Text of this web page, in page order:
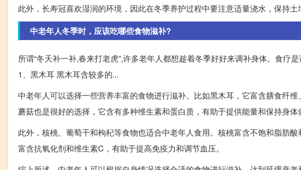
此外，长寿冠喜欢湿润的环境，因此在冬季养护过程中要注意适量浇水，保持土
中老年人冬季时，应该吃哪些食物滋补?
所谓“冬天补一补,春来打老虎”,许多老年人都想趁着冬季好好来调补身体。食疗
1、黑木耳 黑木耳含较多的...
中老年人可以选择一些营养丰富的食物进行滋补。比如黑木耳，它富含膳食纤
蘑菇也是很好的选择，它含有多种维生素和蛋白质，有助于提供能量和保持身体
此外，核桃、葡萄干和枸杞等食物也适合中老年人食用。核桃富含不饱和脂肪
富含抗氧化剂和维生素C，有助于提高免疫力和调节血压。